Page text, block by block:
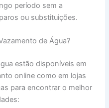
período sem a
ou substituições.
de Água?
estão disponíveis em
online como em lojas
para encontrar o melhor